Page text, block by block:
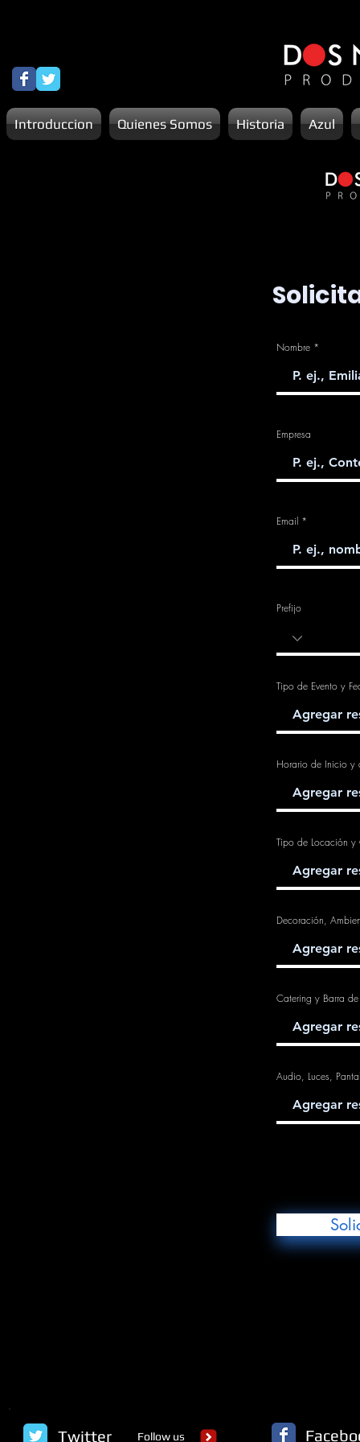
Introduccion Quienes Somos Historia Azul
Nombre
Empresa
Email
Prefijo
Tipo de Evento y
Horario de Inicio y
Tipo de Locación y
Decoración,
Catering y Barra de
Audio, Luces,
Twitter Follow us